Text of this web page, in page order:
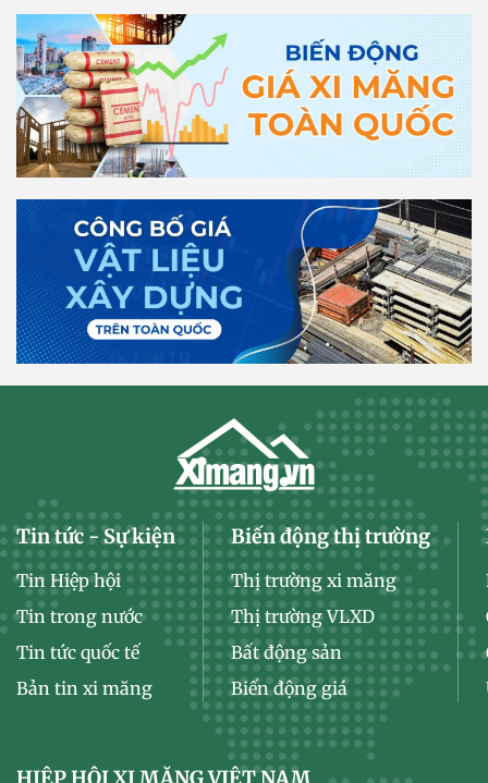
Tin tức - Sự kiện
Tin Hiệp hội
Tin trong nước
Tin tức quốc tế
Bản tin xi măng
Biến động thị trường
Thị trường xi măng
Thị trường VLXD
Bất động sản
Biến động giá
HIỆP HỘI XI MĂNG VIỆT NAM